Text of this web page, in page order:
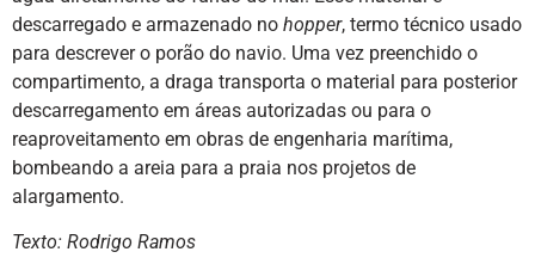
descarregado e armazenado no hopper, termo técnico usado
para descrever o porão do navio. Uma vez preenchido o
compartimento, a draga transporta o material para posterior
descarregamento em áreas autorizadas ou para o
reaproveitamento em obras de engenharia marítima,
bombeando a areia para a praia nos projetos de
alargamento.
Texto: Rodrigo Ramos